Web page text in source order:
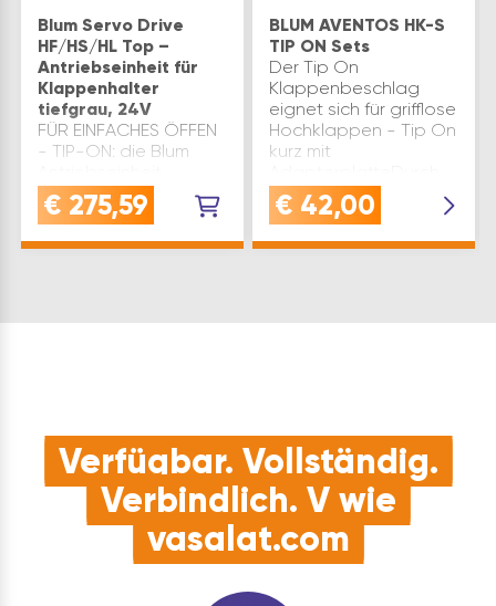
Blum Servo Drive
HF/HS/HL Top –
Antriebseinheit für
Klappenhalter
tiefgrau, 24V
FÜR EINFACHES ÖFFEN
- TIP-ON: die Blum
ermöglicht das Öffnen
durch leichten Druck
€ 275,59
BLUM AVENTOS HK-S
TIP ON Sets
Der Tip On
Klappenbeschlag
eignet sich für grifflose
Hochklappen - Tip On
kurz mit
ein einfaches
antippen öffnet sich
€ 42,00
Verfügbar. Vollständig.
Verbindlich. V wie
vasalat.com